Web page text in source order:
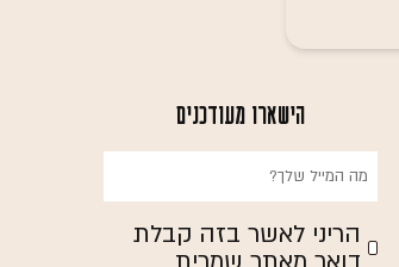
הישארו מעודכנים
הריני לאשר בזה קבלת